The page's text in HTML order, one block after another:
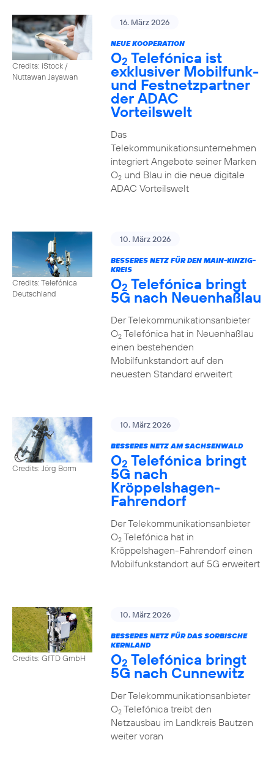
Credits: iStock /
Nuttawan Jayawan
16. März 2026
NEUE KOOPERATION
O2 Telefónica ist
exklusiver Mobilfunk-
und Festnetzpartner
der ADAC
Vorteilswelt
Das
Telekommunikationsunternehmen
integriert Angebote seiner Marken
O2und Blau in die neue digitale
ADAC Vorteilswelt
Credits: Telefónica
Deutschland
10. März 2026
BESSERES NETZ FÜR DEN MAIN-KINZIG-
KREIS
O2 Telefónica bringt
5G nach Neuenhaßlau
Der Telekommunikationsanbieter
O2Telefónica hat in Neuenhaßlau
einen bestehenden
Mobilfunkstandort auf den
neuesten Standard erweitert
Credits: Jörg Borm
10. März 2026
BESSERES NETZ AM SACHSENWALD
O2 Telefónica bringt
5G nach
Kröppelshagen-
Fahrendorf
Der Telekommunikationsanbieter
O2Telefónica hat in
Kröppelshagen-Fahrendorf einen
Mobilfunkstandort auf 5G erweitert
Credits: GfTD GmbH
10. März 2026
BESSERES NETZ FÜR DAS SORBISCHE
KERNLAND
O2 Telefónica bringt
5G nach Cunnewitz
Der Telekommunikationsanbieter
O2Telefónica treibt den
Netzausbau im Landkreis Bautzen
weiter voran